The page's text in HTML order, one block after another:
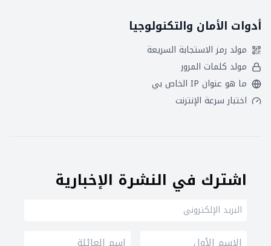
أدوات الأمان والتكنولوجيا
مولد رمز الاستجابة السريعة
مولد كلمات المرور
ما هو عنوان IP الخاص بي
اختبار سرعة الإنترنت
اشترك في النشرة الإخبارية